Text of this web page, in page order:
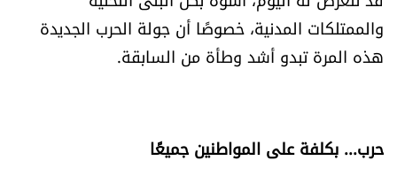
والممتلكات المدنية، خصوصًا أن جولة الحرب الجديدة
هذه المرة تبدو أشد وطأة من السابقة.
حرب... بكلفة على المواطنين جميعًا